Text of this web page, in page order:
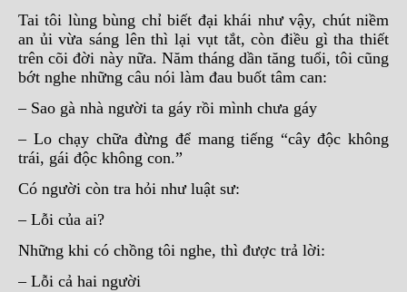
Tai tôi lùng bùng chỉ biết đại khái như vậy, chút niềm
an ủi vừa sáng lên thì lại vụt tắt, còn điều gì tha thiết
trên cõi đời này nữa. Năm tháng dần tăng tuổi, tôi cũng
bớt nghe những câu nói làm đau buốt tâm can:
– Sao gà nhà người ta gáy rồi mình chưa gáy
– Lo chạy chữa đừng để mang tiếng “cây độc không
trái, gái độc không con.”
Có người còn tra hỏi như luật sư:
– Lỗi của ai?
Những khi có chồng tôi nghe, thì được trả lời:
– Lỗi cả hai người